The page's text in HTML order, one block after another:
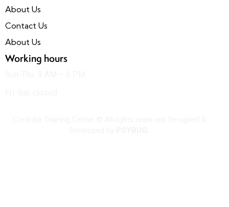
About Us
Contact Us
About Us
Working hours